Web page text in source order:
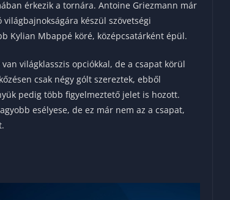
érkezik a tornára. Antoine Griezmann már
készül szövetségi
Kylian Mbappé köré, középcsatárként épül.
világklasszis opciókkal, de a csapat körül
csak négy gólt szereztek, ebből
pedig több figyelmeztető jelet is hozott.
esélyese, de ez már nem az a csapat,